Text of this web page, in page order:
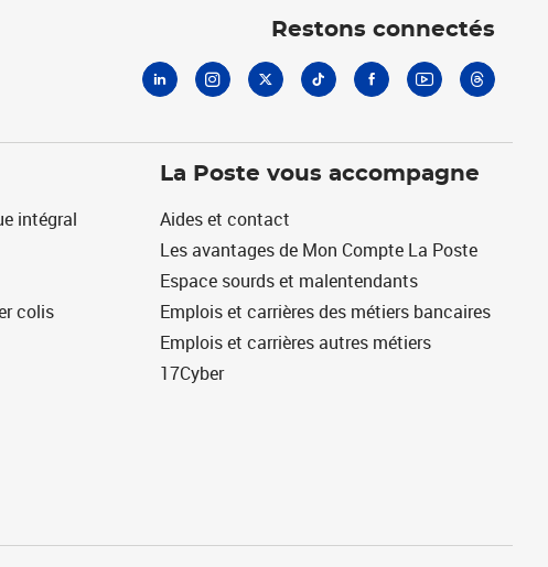
Restons connectés
intégral
colis
La Poste vous accompagne
Aides et contact
Les avantages de Mon Compte La Poste
Espace sourds et malentendants
Emplois et carrières des métiers bancaires
Emplois et carrières autres métiers
17Cyber